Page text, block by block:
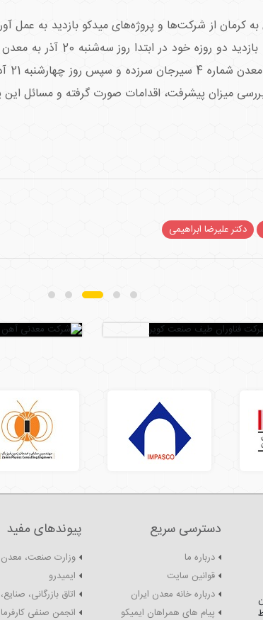
کرمان از شرکت‌ها و پروژه‌های میدکو بازدید به عمل
این شرکت‌ها قرار گرفت.
بررسی میزان پیشرفت، اقدامات صورت گرفته و مسائل
دکتر علیرضا ابراهیمی
دسترسی سریع
درباره ما
قوانین سایت
درباره خانه معدن ایران
پیام های همراهان ایمیکو
پیوندهای مفید
وزارت صنعت،
ایمیدرو
اتاق بازرگانی،
انجمن صنفی